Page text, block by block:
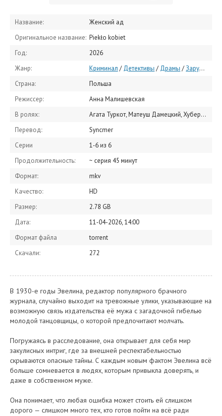
Название:
Женский ад
Оригинальное название: Piekło kobiet
Год:
2026
Жанр:
Криминал / Детективы / Драмы /Зарубежные сериалы
Страна:
Польша
Режиссер:
Анна Малишевская
В ролях:
Агата Туркот, Матеуш Дамецкий, Хуберт Миликовский, Марк Льюис
Перевод:
Syncmer
Серии
1-6 из 6
Продолжительность:
~ серия 45 минут
Формат:
mkv
Качество:
HD
Размер:
2.78 GB
Дата:
11-04-2026, 14:00
Формат файла
torrent
Скачали:
272
В 1930-е годы Эвелина, редактор популярного брачного
журнала, случайно выходит на тревожные улики, указывающие на
возможную связь издательства её мужа с загадочной гибелью
молодой танцовщицы, о которой предпочитают молчать.
Погружаясь в расследование, она открывает для себя мир
закулисных интриг, где за внешней респектабельностью
скрываются опасные тайны. С каждым новым фактом Эвелина всё
больше сомневается в людях, которым привыкла доверять, и
даже в собственном муже.
Она понимает, что любая ошибка может стоить ей слишком
дорого — слишком много тех, кто готов пойти на всё ради